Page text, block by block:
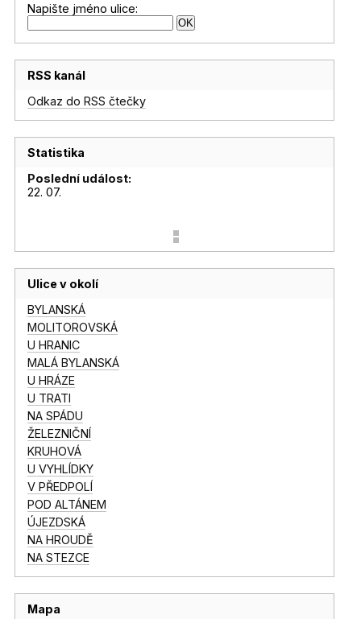
Napište jméno ulice:
RSS kanál
Odkaz do RSS čtečky
Statistika
Poslední událost:
22. 07.
Ulice v okolí
BYLANSKÁ
MOLITOROVSKÁ
U HRANIC
MALÁ BYLANSKÁ
U HRÁZE
U TRATI
NA SPÁDU
ŽELEZNIČNÍ
KRUHOVÁ
U VYHLÍDKY
V PŘEDPOLÍ
POD ALTÁNEM
ÚJEZDSKÁ
NA HROUDĚ
NA STEZCE
Mapa